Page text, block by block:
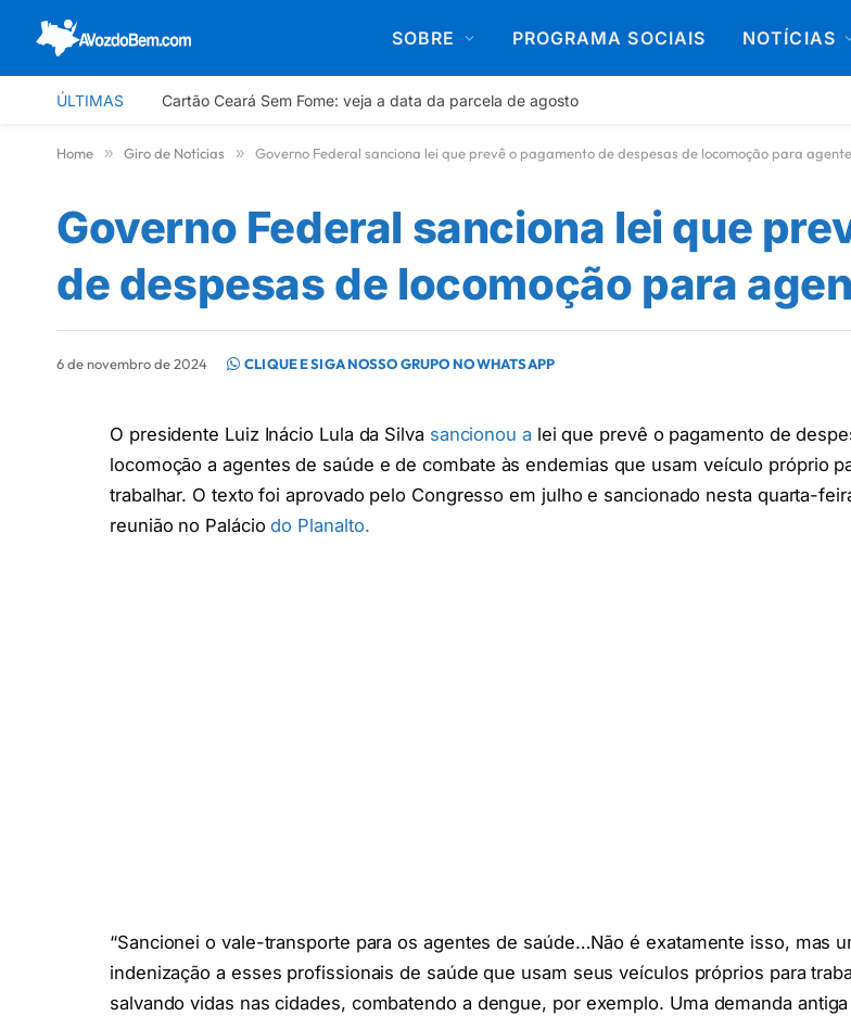
SOBRE PROGRAMA SOCIAIS NOTÍCIAS
ÚLTIMAS Cartão Ceará Sem Fome: veja a data da parcela de agosto
Home » Giro de Notícias » Governo Federal sanciona lei que prevê o pagamento de despesas de locomoção para
Governo Federal sanciona lei que
de despesas de locomoção para
6 de novembro de 2024 CLIQUE E SIGA NOSSO GRUPO NO WHATSAPP
O presidente Luiz Inácio Lula da Silva sancionou a lei que prevê o pagamento de
locomoção a agentes de saúde e de combate às endemias que usam veículo próprio
trabalhar. O texto foi aprovado pelo Congresso em julho e sancionado nesta quarta-
reunião no Palácio do Planalto.
“Sancionei o vale-transporte para os agentes de saúde…Não é exatamente isso, mas
indenização a esses profissionais de saúde que usam seus veículos próprios para
salvando vidas nas cidades, combatendo a dengue, por exemplo. Uma demanda antiga